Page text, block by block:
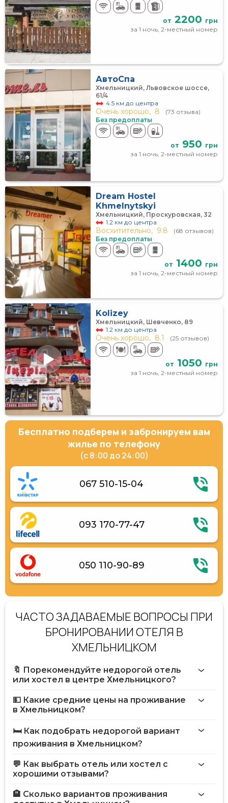
от 2200 грн
за 1 ночь, 2-местный номер
АвтоСпа
Хмельницкий, Львовское шоссе,
61/4
4.5 км до центра
Очень хорошо, 8
(73 отзыва)
Без предоплаты
от 950 грн
за 1 ночь, 2-местный номер
Dream Hostel
Khmelnytskyi
Хмельницкий, Проскуровская, 32
1.2 км до центра
Восхитительно, 9.8
(68 отзывов)
Без предоплаты
от 1400 грн
за 1 ночь, 2-местный номер
Kolizey
Хмельницкий, Шевченко, 89
1.2 км до центра
Очень хорошо, 8.1 (25 отзывов)
от 1050 грн
за 1 ночь, 2-местный номер
Бесплатно подберем и забронируем вам
жилье по телефону
(с 8:00 до 24:00)
067 510-15-04
093 170-77-47
050 110-90-89
ЧАСТО ЗАДАВАЕМЫЕ ВОПРОСЫ ПРИ
БРОНИРОВАНИИ ОТЕЛЯ В
ХМЕЛЬНИЦКОМ
🔖 Порекомендуйте недорогой отель
или хостел в центре Хмельницкого?
💵 Какие средние цены на проживание
в Хмельницком?
🛏️ Как подобрать недорогой вариант
проживания в Хмельницком?
💬 Как выбрать отель или хостел с
хорошими отзывами?
🏨 Сколько вариантов проживания